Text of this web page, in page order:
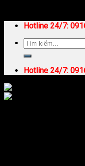
Hotline 24/7:
Hotline 24/7: